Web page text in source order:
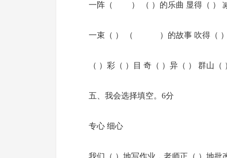
一阵（ ） （ ）的乐曲 显得（ ）
一束（ ） （ ）的故事 吹得（ ）
（ ）彩（ ）目 奇（ ）异（ ） 群山（
五、我会选择填空。6分
专心 细心
我们（ ）地写作业，老师正（ ）地批